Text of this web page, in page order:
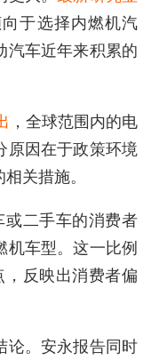
于选择内燃机汽
汽车近年来积累的
，全球范围内的电
原因在于政策环境
关措施。
或二手车的消费者
机车型。这一比例
反映出消费者偏
论。安永报告同时